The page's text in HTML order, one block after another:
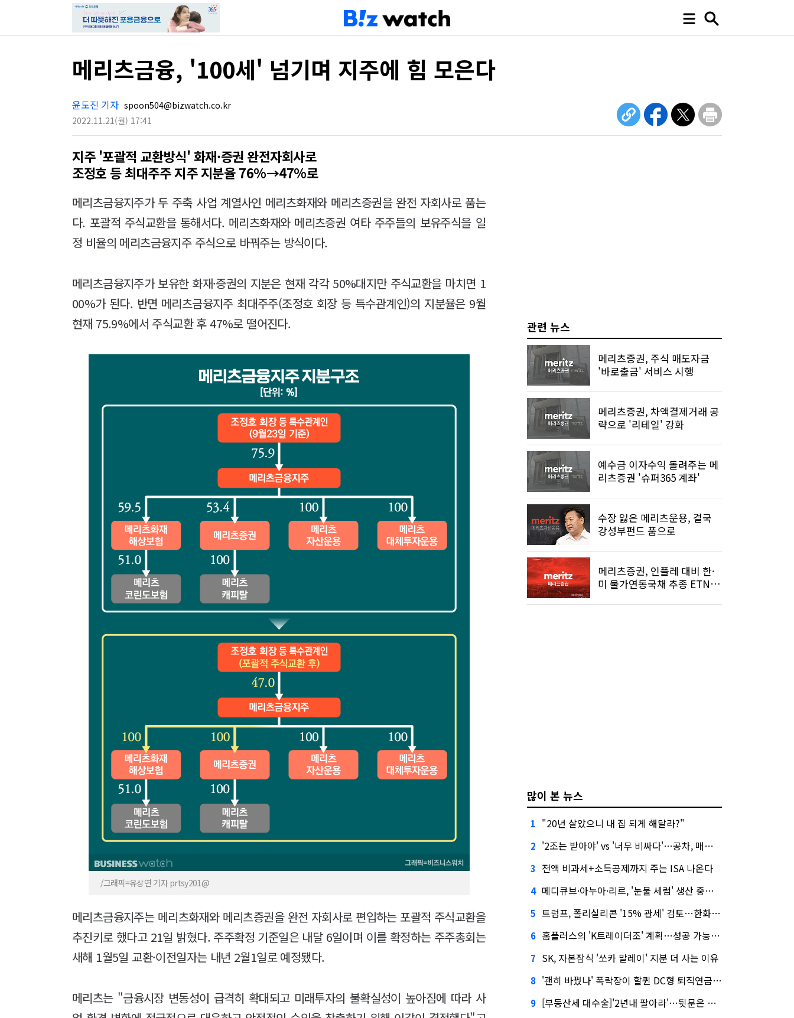
메리츠금융, '100세' 넘기며 지주에 힘 모은다
윤도진 기자 spoon504@bizwatch.co.kr
2022.11.21(월) 17:41
지주 '포괄적 교환방식' 화재·증권 완전자회사로
조정호 등 최대주주 지주 지분율 76%→47%로
메리츠금융지주가 두 주축 사업 계열사인 메리츠화재와 메리츠증권을 완전 자회사로 품는
다. 포괄적 주식교환을 통해서다. 메리츠화재와 메리츠증권 여타 주주들의 보유주식을 일
정 비율의 메리츠금융지주 주식으로 바꿔주는 방식이다.
메리츠금융지주가 보유한 화재·증권의 지분은 현재 각각 50%대지만 주식교환을 마치면 1
00%가 된다. 반면 메리츠금융지주 최대주주(조정호 회장 등 특수관계인)의 지분율은 9월
현재 75.9%에서 주식교환 후 47%로 떨어진다.
/그래픽=유상연 기자 prtsy201@
메리츠금융지주는 메리츠화재와 메리츠증권을 완전 자회사로 편입하는 포괄적 주식교환을
추진키로 했다고 21일 밝혔다. 주주확정 기준일은 내달 6일이며 이를 확정하는 주주총회는
새해 1월5일 교환·이전일자는 내년 2월1일로 예정됐다.
메리츠는 "금융시장 변동성이 급격히 확대되고 미래투자의 불확실성이 높아짐에 따라 사
관련 뉴스
메리츠증권, 주식 매도자금
'바로출금' 서비스 시행
메리츠증권, 차액결제거래 공
략으로 '리테일' 강화
예수금 이자수익 돌려주는 메
리츠증권 '슈퍼365 계좌'
수장 잃은 메리츠운용, 결국
강성부펀드 품으로
메리츠증권, 인플레 대비 한·
미 물가연동국채 추종 ETN 4
많이 본 뉴스
1 "20년 살았으니 내 집 되게 해달라?"
2 '2조는 받아야' vs '너무 비싸다'…공차, 매각 성공할까
3 전액 비과세+소득공제까지 주는 ISA 나온다
4 메디큐브·아누아·리르, '눈물 세럼' 생산 중단한다
5 트럼프, 폴리실리콘 '15% 관세' 검토…한화큐셀·OCI 영향은?
6 홈플러스의 'K트레이더조' 계획…성공 가능성은 '글쎄'
7 SK, 자본잠식 '쏘카 말레이' 지분 더 사는 이유
8 '괜히 바꿨나' 폭락장이 할퀸 DC형 퇴직연금…전문가 조언은
9 [부동산세 대수술]'2년내 팔아라'…뒷문은 열었다